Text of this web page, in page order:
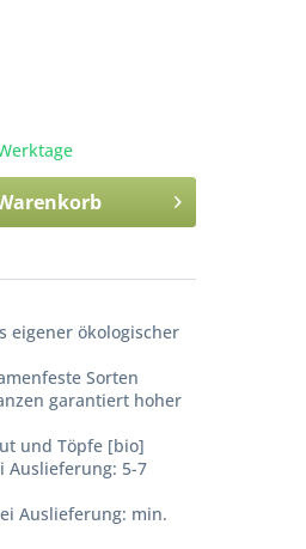
eigener ökologischer
Sorten
garantiert hoher
und Töpfe [bio]
Auslieferung: 5-7
Auslieferung: min.